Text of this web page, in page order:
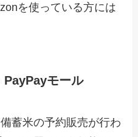
を使っている方には
PayPayモール
蓄米の予約販売が行わ